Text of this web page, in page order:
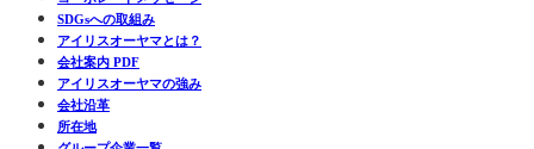
SDGsへの取組み
アイリスオーヤマとは？
会社案内 PDF
アイリスオーヤマの強み
会社沿革
所在地